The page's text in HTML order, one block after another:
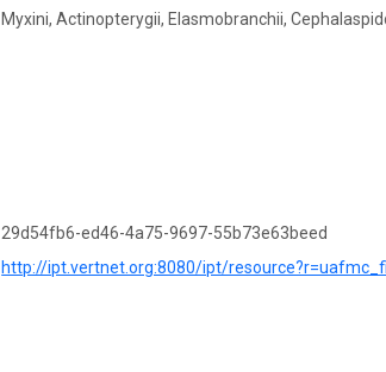
Myxini, Actinopterygii, Elasmobranchii,
29d54fb6-ed46-4a75-9697-55b73e63beed
http://ipt.vertnet.org:8080/ipt/